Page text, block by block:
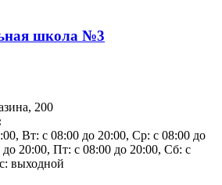
школа №3
200
Вт: с 08:00 до 20:00, Ср: с 08:00 до
до 20:00, Пт: с 08:00 до 20:00, Сб: с
выходной